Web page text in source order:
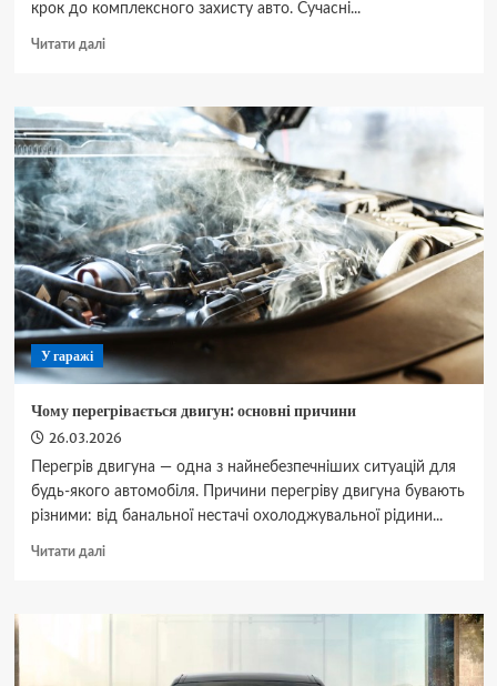
крок до комплексного захисту авто. Сучасні...
Читати даліДокладніше
на
автомобіль:
що
потрібно
знати
У гаражі
Чому перегрівається двигун: основні причини
26.03.2026
Перегрів двигуна — одна з найнебезпечніших ситуацій для
будь-якого автомобіля. Причини перегріву двигуна бувають
різними: від банальної нестачі охолоджувальної рідини...
Читати даліДокладніше
перегрівається